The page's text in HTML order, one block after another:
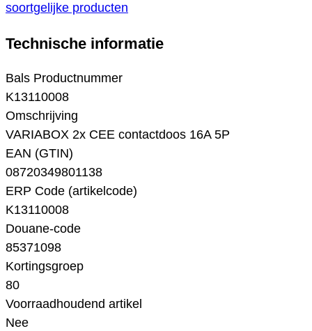
soortgelijke producten
Technische informatie
Bals Productnummer
K13110008
Omschrijving
VARIABOX 2x CEE contactdoos 16A 5P
EAN (GTIN)
08720349801138
ERP Code (artikelcode)
K13110008
Douane-code
85371098
Kortingsgroep
80
Voorraadhoudend artikel
Nee